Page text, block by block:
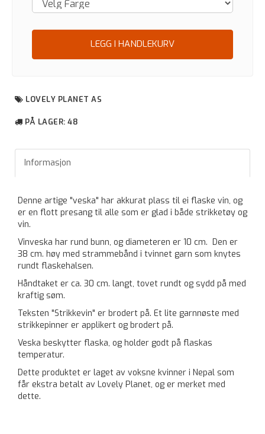
LEGG I HANDLEKURV
LOVELY PLANET AS
PÅ LAGER: 48
Informasjon
Denne artige "veska" har akkurat plass til ei flaske vin, og
er en flott presang til alle som er glad i både strikketøy og
vin.
Vinveska har rund bunn, og diameteren er 10 cm. Den er
38 cm. høy med strammebånd i tvinnet garn som knytes
rundt flaskehalsen.
Håndtaket er ca. 30 cm. langt, tovet rundt og sydd på med
kraftig søm.
Teksten "Strikkevin" er brodert på. Et lite garnnøste med
strikkepinner er applikert og brodert på.
Veska beskytter flaska, og holder godt på flaskas
temperatur.
Dette produktet er laget av voksne kvinner i Nepal som
får ekstra betalt av Lovely Planet, og er merket med
dette.